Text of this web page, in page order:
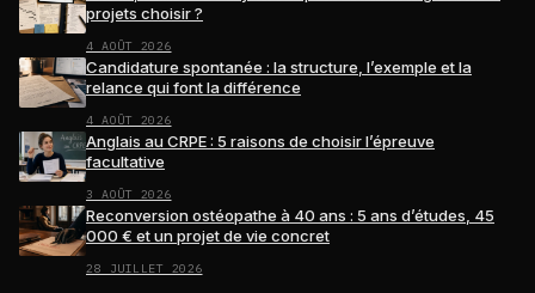
projets choisir ?
4 AOÛT 2026
Candidature spontanée : la structure, l’exemple et la
relance qui font la différence
4 AOÛT 2026
Anglais au CRPE : 5 raisons de choisir l’épreuve
facultative
3 AOÛT 2026
Reconversion ostéopathe à 40 ans : 5 ans d’études, 45
000 € et un projet de vie concret
28 JUILLET 2026